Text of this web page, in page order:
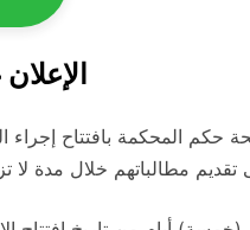
حكم المحكمة بافتتاح
تقديم مطالباتهم خلال مدة